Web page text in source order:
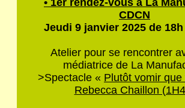
CDCN
Jeudi 9 janvier 2025 de 18h
Atelier pour se rencontrer
médiatrice de La
>Spectacle « Plutôt vomir
Rebecca Chaillon